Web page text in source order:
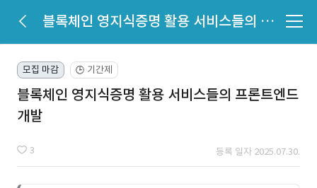
블록체인 영지식증명 활용 서비스들의 프론트엔드 개발
모집 마감 🕒 기간제
블록체인 영지식증명 활용 서비스들의 프론트엔드
개발
3 등록 일자 2025.07.30.